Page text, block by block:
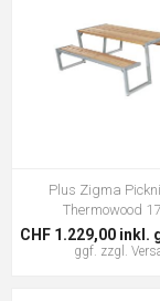
Plus Zigma
Thermowood
CHF 1.229,00 inkl.
ggf. zzgl.